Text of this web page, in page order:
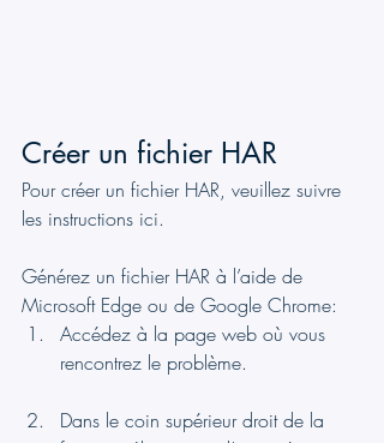
Créer un fichier HAR
Pour créer un fichier HAR, veuillez suivre
les instructions ici.
Générez un fichier HAR à l’aide de
Microsoft Edge ou de Google Chrome:
Accédez à la page web où vous
rencontrez le problème.
Dans le coin supérieur droit de la